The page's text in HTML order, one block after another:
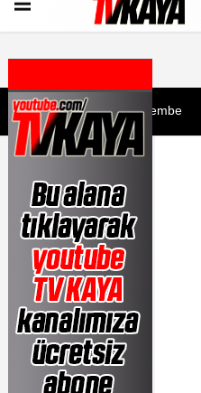
İletişim Çerez Politikası
6 Ağustos 2026, Perşembe